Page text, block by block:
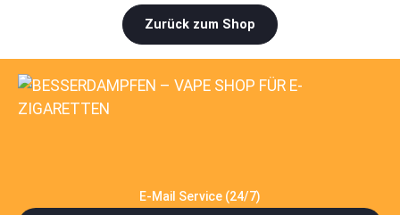
Zurück zum Shop
E-Mail Service (24/7)